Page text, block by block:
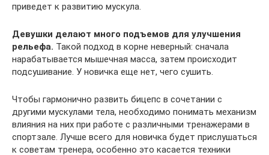
приведет к развитию мускула.
Девушки делают много подъемов для улучшения
рельефа. Такой подход в корне неверный: сначала
нарабатывается мышечная масса, затем происходит
подсушивание. У новичка еще нет, чего сушить.
Чтобы гармонично развить бицепс в сочетании с
другими мускулами тела, необходимо понимать механизм
влияния на них при работе с различными тренажерами в
спортзале. Лучше всего для новичка будет прислушаться
к советам тренера, особенно это касается техники